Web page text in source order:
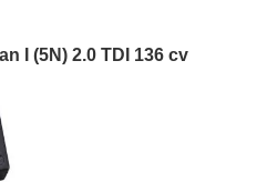
I (5N) 2.0 TDI 136 cv